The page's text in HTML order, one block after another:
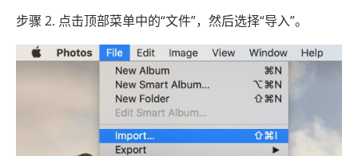
步骤 2. 点击顶部菜单中的“文件”，然后选择“导入”。